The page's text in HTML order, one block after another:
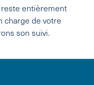
reste entièrement
charge de votre
son suivi.